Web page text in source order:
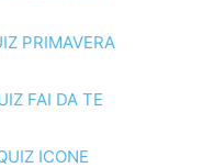
PRIMAVERA
FAI DA TE
ICONE